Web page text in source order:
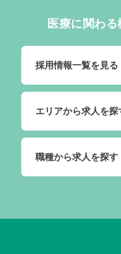
医療に関わ
採用情報一覧を見る
エリアから求人を探
職種から求人を探す